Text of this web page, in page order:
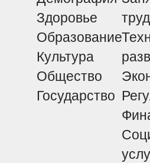
Здоровье
Образование
Культура
Общество
Государство
труд